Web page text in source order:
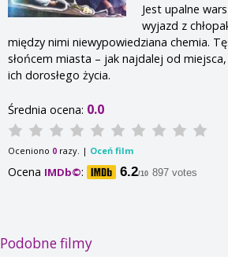
Jest upalne
wyjazd z
między nimi niewypowiedziana chemia.
słońcem miasta – jak najdalej od
ich dorosłego życia.
Średnia ocena: 0.0
Oceniono 0 razy. | Oceń film
Ocena IMDb©: 6.2/10 897 votes
Podobne filmy